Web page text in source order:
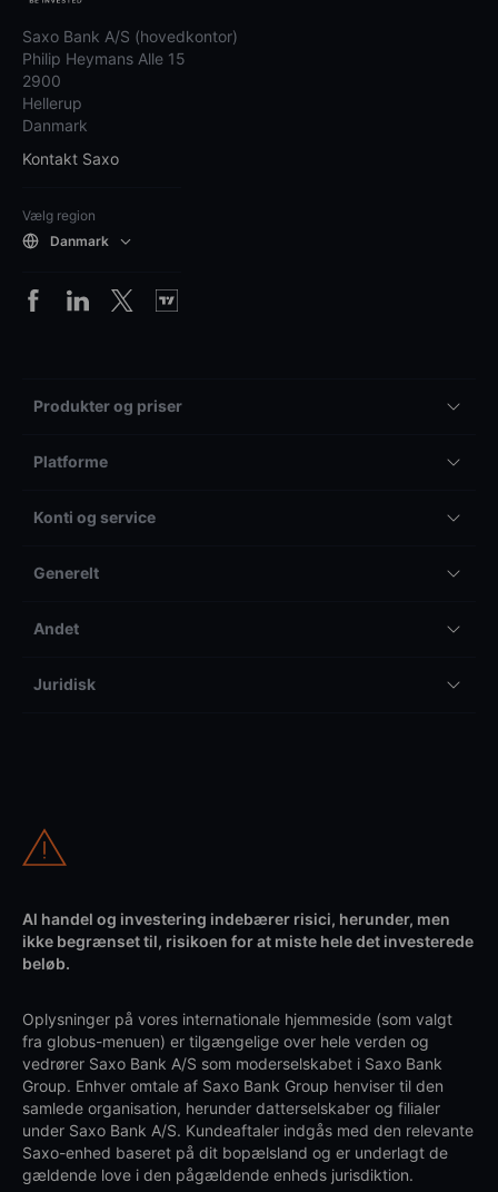
Saxo Bank A/S (hovedkontor)
Philip Heymans Alle 15
2900
Hellerup
Danmark
Kontakt Saxo
Vælg region
Danmark
Produkter og priser
Platforme
Konti og service
Generelt
Andet
Juridisk
Al handel og investering indebærer risici, herunder, men
ikke begrænset til, risikoen for at miste hele det investerede
beløb.
Oplysninger på vores internationale hjemmeside (som valgt
fra globus-menuen) er tilgængelige over hele verden og
vedrører Saxo Bank A/S som moderselskabet i Saxo Bank
Group. Enhver omtale af Saxo Bank Group henviser til den
samlede organisation, herunder datterselskaber og filialer
under Saxo Bank A/S. Kundeaftaler indgås med den relevante
Saxo-enhed baseret på dit bopælsland og er underlagt de
gældende love i den pågældende enheds jurisdiktion.